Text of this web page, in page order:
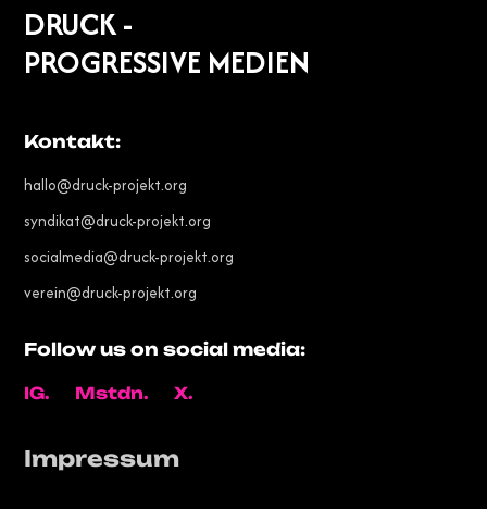
DRUCK -
PROGRESSIVE MEDIEN
Kontakt:
hallo@druck-projekt.org
syndikat@druck-projekt.org
socialmedia@druck-projekt.org
verein@druck-projekt.org
Follow us on social media:
IG. Mstdn. X.
Impressum